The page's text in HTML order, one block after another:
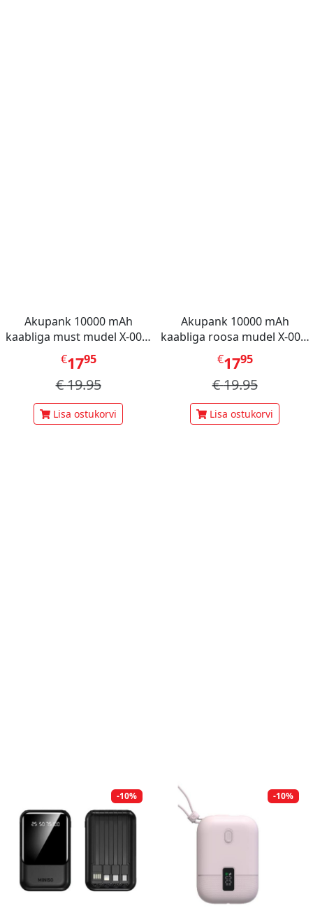
Akupank 10000 mAh
kaabliga must mudel X-001,
Mini Berry
€1795
€19.95
Lisa ostukorvi
Akupank 10000 mAh
kaabliga roosa mudel X-001,
Mini Berry
€1795
€19.95
Lisa ostukorvi
-10% -10%